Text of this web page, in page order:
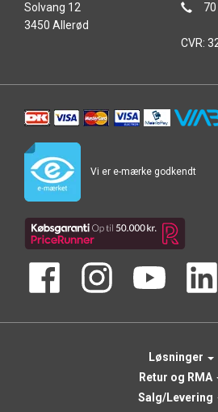
Solvang 12
3450 Allerød
CVR:
Vi er e-mærke godkendt
Løsninger
Retur og RMA
Salg/Levering